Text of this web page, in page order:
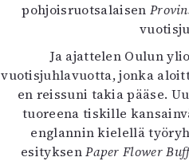
pohjoisruotsalaisen
Ja ajattelen Oulun
vuotisjuhlavuotta, jonka
en reissuni takia pääse.
tuoreena tiskille
englannin kielellä
esityksenPaper Flower